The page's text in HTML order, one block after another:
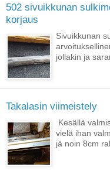
502 sivuikkunan
korjaus
Sivuikkunan
jollakin ja
Takalasin viimeistely
Kesällä
vielä ihan
jä noin 8cm